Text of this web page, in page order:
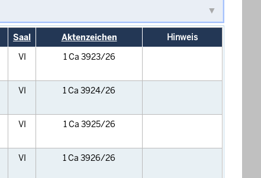
Saal Aktenzeichen
Hinweis
VI 1 Ca 3923/26
VI 1 Ca 3924/26
VI 1 Ca 3925/26
VI 1 Ca 3926/26